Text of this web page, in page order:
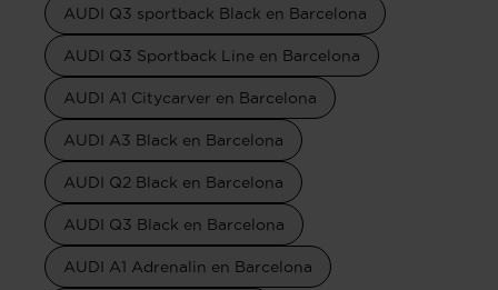
AUDI Q3 sportback Black en Barcelona
AUDI Q3 Sportback Line en Barcelona
AUDI A1 Citycarver en Barcelona
AUDI A3 Black en Barcelona
AUDI Q2 Black en Barcelona
AUDI Q3 Black en Barcelona
AUDI A1 Adrenalin en Barcelona